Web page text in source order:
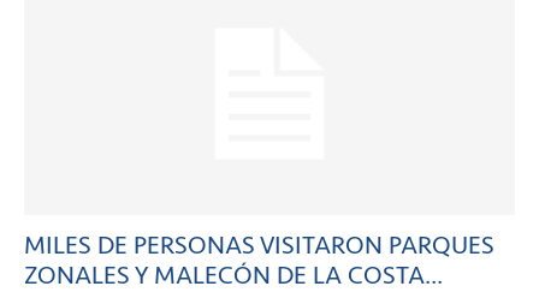
MILES DE PERSONAS VISITARON PARQUES
ZONALES Y MALECÓN DE LA COSTA...